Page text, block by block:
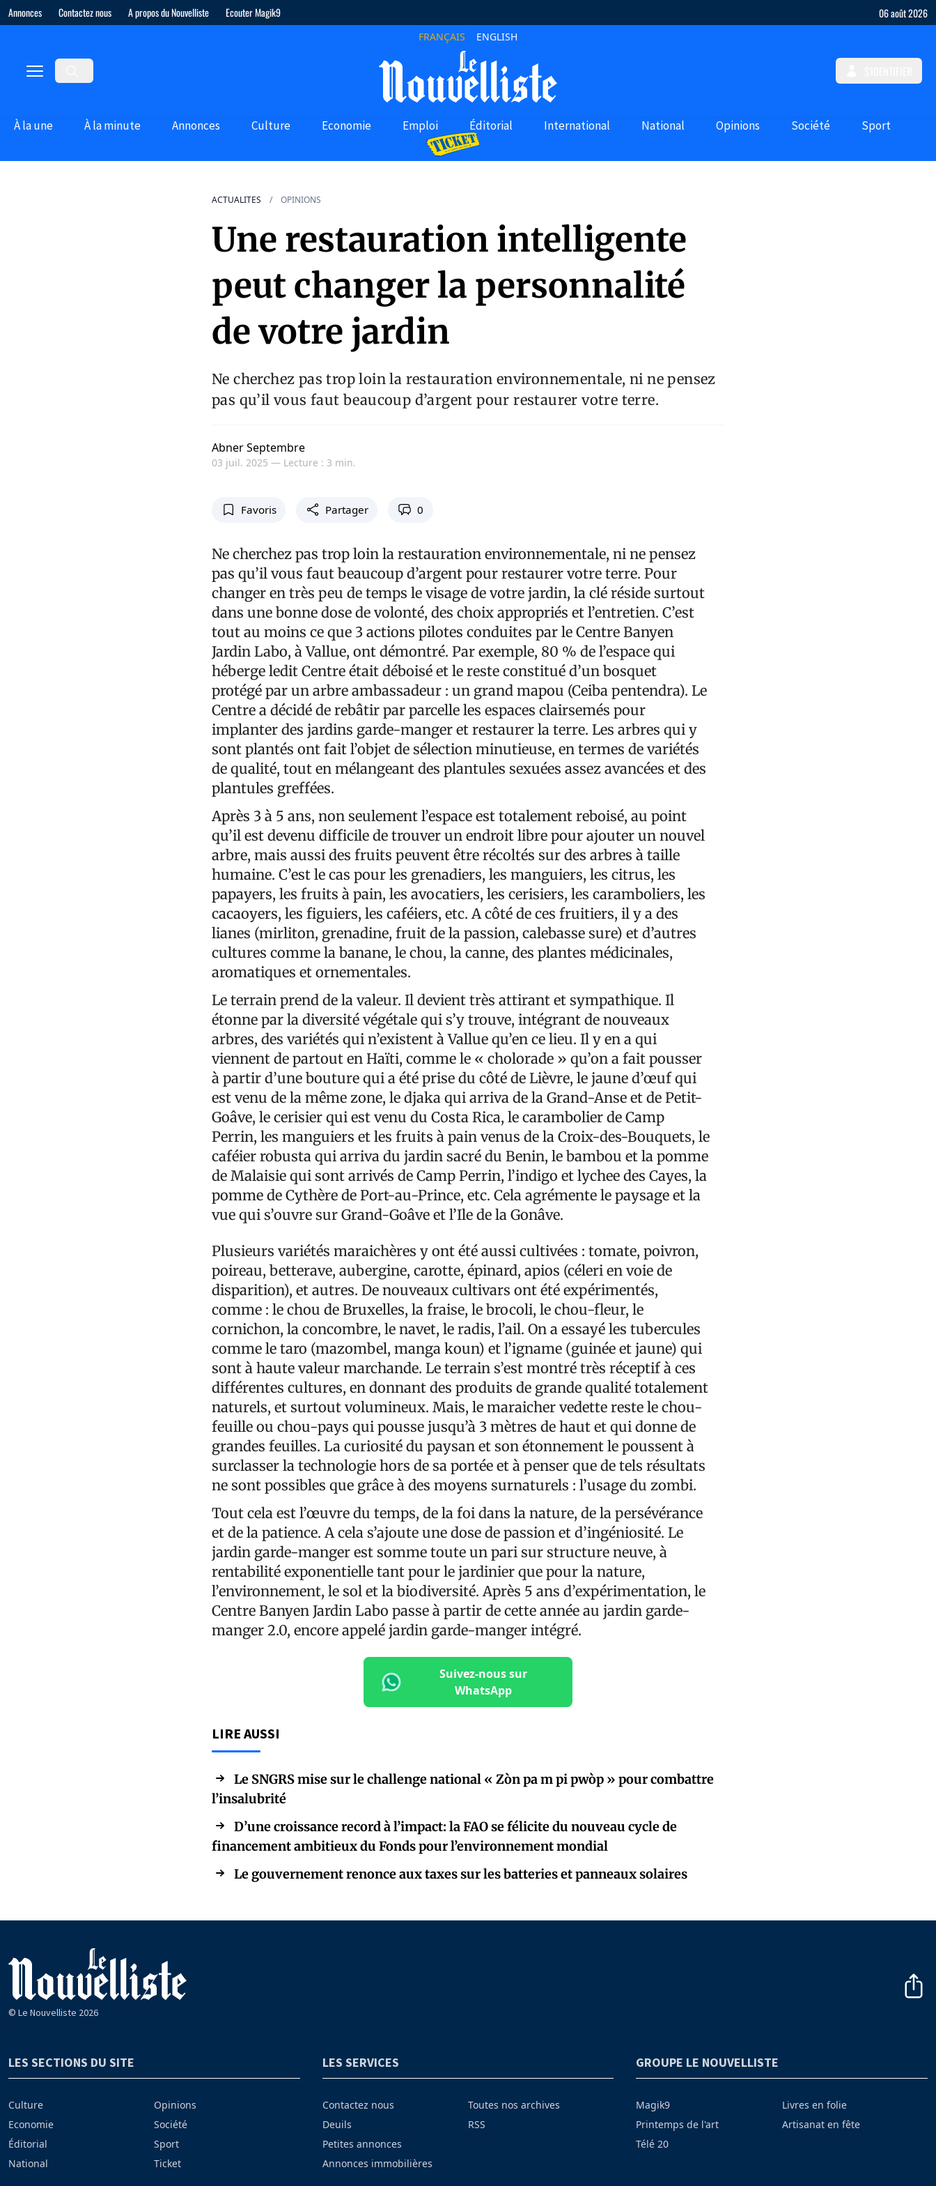
Annonces Contactez nous A propos du Nouvelliste Ecouter Magik9 06 août 2026
FRANÇAIS ENGLISH
À la une À la minute Annonces Culture Economie Emploi Éditorial International National Opinions Société Sport
ACTUALITES OPINIONS
Une restauration intelligente
peut changer la personnalité
de votre jardin
Ne cherchez pas trop loin la restauration environnementale, ni ne pensez
pas qu’il vous faut beaucoup d’argent pour restaurer votre terre.
Abner Septembre
03 juil. 2025 — Lecture : 3 min.
Favoris Partager 0
Ne cherchez pas trop loin la restauration environnementale, ni ne pensez
pas qu’il vous faut beaucoup d’argent pour restaurer votre terre. Pour
changer en très peu de temps le visage de votre jardin, la clé réside surtout
dans une bonne dose de volonté, des choix appropriés et l’entretien. C’est
tout au moins ce que 3 actions pilotes conduites par le Centre Banyen
Jardin Labo, à Vallue, ont démontré. Par exemple, 80 % de l’espace qui
héberge ledit Centre était déboisé et le reste constitué d’un bosquet
protégé par un arbre ambassadeur : un grand mapou (Ceiba pentendra). Le
Centre a décidé de rebâtir par parcelle les espaces clairsemés pour
implanter des jardins garde-manger et restaurer la terre. Les arbres qui y
sont plantés ont fait l’objet de sélection minutieuse, en termes de variétés
de qualité, tout en mélangeant des plantules sexuées assez avancées et des
plantules greffées.
Après 3 à 5 ans, non seulement l’espace est totalement reboisé, au point
qu’il est devenu difficile de trouver un endroit libre pour ajouter un nouvel
arbre, mais aussi des fruits peuvent être récoltés sur des arbres à taille
humaine. C’est le cas pour les grenadiers, les manguiers, les citrus, les
papayers, les fruits à pain, les avocatiers, les cerisiers, les caramboliers, les
cacaoyers, les figuiers, les caféiers, etc. A côté de ces fruitiers, il y a des
lianes (mirliton, grenadine, fruit de la passion, calebasse sure) et d’autres
cultures comme la banane, le chou, la canne, des plantes médicinales,
aromatiques et ornementales.
Le terrain prend de la valeur. Il devient très attirant et sympathique. Il
étonne par la diversité végétale qui s’y trouve, intégrant de nouveaux
arbres, des variétés qui n’existent à Vallue qu’en ce lieu. Il y en a qui
viennent de partout en Haïti, comme le « cholorade » qu’on a fait pousser
à partir d’une bouture qui a été prise du côté de Lièvre, le jaune d’œuf qui
est venu de la même zone, le djaka qui arriva de la Grand-Anse et de Petit-
Goâve, le cerisier qui est venu du Costa Rica, le carambolier de Camp
Perrin, les manguiers et les fruits à pain venus de la Croix-des-Bouquets, le
caféier robusta qui arriva du jardin sacré du Benin, le bambou et la pomme
de Malaisie qui sont arrivés de Camp Perrin, l’indigo et lychee des Cayes, la
pomme de Cythère de Port-au-Prince, etc. Cela agrémente le paysage et la
vue qui s’ouvre sur Grand-Goâve et l’Ile de la Gonâve.
Plusieurs variétés maraichères y ont été aussi cultivées : tomate, poivron,
poireau, betterave, aubergine, carotte, épinard, apios (céleri en voie de
disparition), et autres. De nouveaux cultivars ont été expérimentés,
comme : le chou de Bruxelles, la fraise, le brocoli, le chou-fleur, le
cornichon, la concombre, le navet, le radis, l’ail. On a essayé les tubercules
comme le taro (mazombel, manga koun) et l’igname (guinée et jaune) qui
sont à haute valeur marchande. Le terrain s’est montré très réceptif à ces
différentes cultures, en donnant des produits de grande qualité totalement
naturels, et surtout volumineux. Mais, le maraicher vedette reste le chou-
feuille ou chou-pays qui pousse jusqu’à 3 mètres de haut et qui donne de
grandes feuilles. La curiosité du paysan et son étonnement le poussent à
surclasser la technologie hors de sa portée et à penser que de tels résultats
ne sont possibles que grâce à des moyens surnaturels : l’usage du zombi.
Tout cela est l’œuvre du temps, de la foi dans la nature, de la persévérance
et de la patience. A cela s’ajoute une dose de passion et d’ingéniosité. Le
jardin garde-manger est somme toute un pari sur structure neuve, à
rentabilité exponentielle tant pour le jardinier que pour la nature,
l’environnement, le sol et la biodiversité. Après 5 ans d’expérimentation, le
Centre Banyen Jardin Labo passe à partir de cette année au jardin garde-
manger 2.0, encore appelé jardin garde-manger intégré.
Suivez-nous sur
WhatsApp
LIRE AUSSI
Le SNGRS mise sur le challenge national « Zòn pa m pi pwòp » pour combattre
l’insalubrité
D’une croissance record à l’impact: la FAO se félicite du nouveau cycle de
financement ambitieux du Fonds pour l’environnement mondial
Le gouvernement renonce aux taxes sur les batteries et panneaux solaires
© Le Nouvelliste 2026
LES SECTIONS DU SITE
Culture
Economie
Éditorial
National
Opinions
Société
Sport
Ticket
LES SERVICES
Contactez nous
Deuils
Petites annonces
Annonces immobilières
Toutes nos archives
RSS
GROUPE LE NOUVELLISTE
Magik9
Printemps de l'art
Télé 20
Livres en folie
Artisanat en fête